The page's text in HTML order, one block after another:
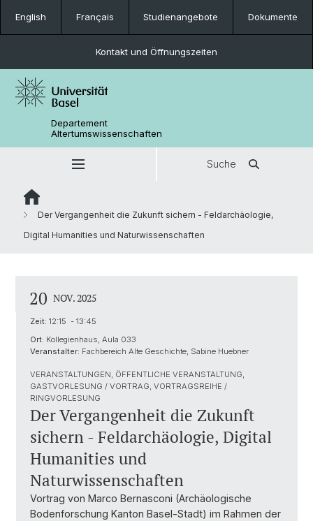
English Français Studienangebote Dokumente
Kontakt und Öffnungszeiten
Departement
Altertumswissenschaften
Suche
Der Vergangenheit die Zukunft sichern - Feldarchäologie,
Digital Humanities und Naturwissenschaften
20 NOV. 2025
Zeit: 12:15 - 13:45
Ort: Kollegienhaus, Aula 033
Veranstalter: Fachbereich Alte Geschichte, Sabine Huebner
VERANSTALTUNGEN, ÖFFENTLICHE VERANSTALTUNG,
GASTVORLESUNG / VORTRAG, VORTRAGSREIHE /
RINGVORLESUNG
Der Vergangenheit die Zukunft
sichern - Feldarchäologie, Digital
Humanities und
Naturwissenschaften
Vortrag von Marco Bernasconi (Archäologische
Bodenforschung Kanton Basel-Stadt) im Rahmen der